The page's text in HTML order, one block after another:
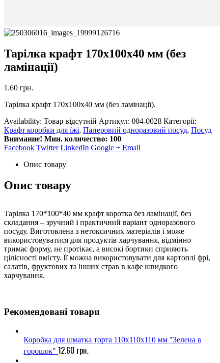
Тарілка крафт 170х100х40 мм (без
ламінації)
1.60 грн.
Тарілка крафт 170х100х40 мм (без ламінації).
Availability: Товар відсутній Артикул: 004-0028 Категорії:
Крафт коробки для їжі, Паперовий одноразовий посуд, Посуд
Внимание! Мин. количество: 100
Facebook Twitter LinkedIn Google + Email
Опис товару
Опис товару
Тарілка 170*100*40 мм крафт коротка без ламінації, без
складання – зручний і практичний варіант одноразового
посуду. Виготовлена ​​з нетоксичних матеріалів і може
використовуватися для продуктів харчування, відмінно
тримає форму, не протікає, а високі бортики сприяють
цілісності вмісту. Її можна використовувати для картоплі фрі,
салатів, фруктових та інших страв в кафе швидкого
харчування.
Рекомендовані товари
Коробка для шматка торта 110х110х110 мм "Зелена в
горошок" 12.60 грн.